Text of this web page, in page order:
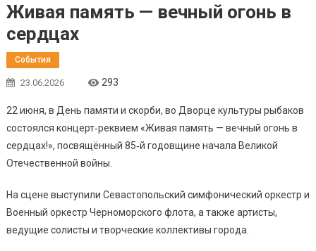
Живая память — вечный огонь в
сердцах
События
23.06.2026 293
22 июня, в День памяти и скорби, во Дворце культуры рыбаков
состоялся концерт‑реквием «Живая память — вечный огонь в
сердцах!», посвящённый 85‑й годовщине начала Великой
Отечественной войны.
На сцене выступили Севастопольский симфонический оркестр и
Военный оркестр Черноморского флота, а также артисты,
ведущие солисты и творческие коллективы города.